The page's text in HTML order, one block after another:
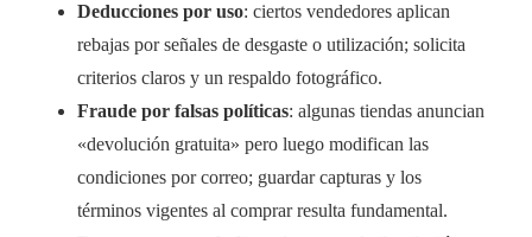
Deducciones por uso: ciertos vendedores aplican
rebajas por señales de desgaste o utilización; solicita
criterios claros y un respaldo fotográfico.
Fraude por falsas políticas: algunas tiendas anuncian
«devolución gratuita» pero luego modifican las
condiciones por correo; guardar capturas y los
términos vigentes al comprar resulta fundamental.